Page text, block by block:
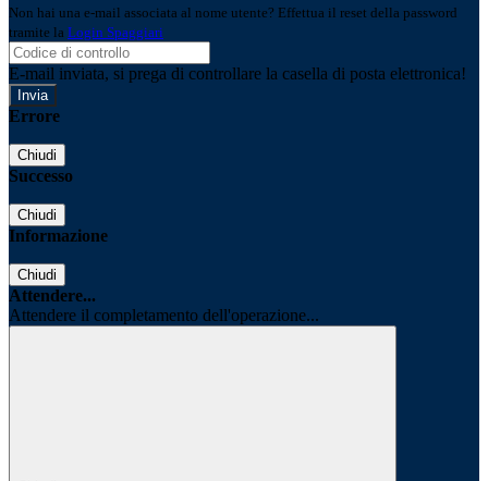
Non hai una e-mail associata al nome utente? Effettua il reset della password
tramite la Login Spaggiari
E-mail inviata, si prega di controllare la casella di posta elettronica!
Errore
Chiudi
Successo
Chiudi
Informazione
Chiudi
Attendere...
Attendere il completamento dell'operazione...